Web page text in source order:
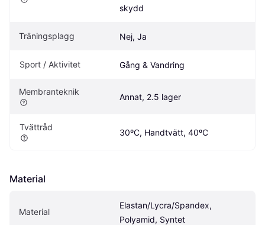
skydd
Träningsplagg Nej, Ja
Sport / Aktivitet Gång & Vandring
Membranteknik
Annat, 2.5 lager
Tvättråd
30ºC, Handtvätt, 40ºC
Material
Material
Elastan/Lycra/Spandex,
Polyamid, Syntet